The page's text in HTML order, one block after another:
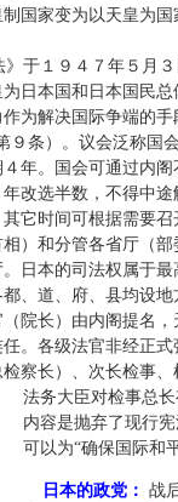
国家变为以天皇为
》于１９４７年５月
日本国和日本国民
为解决国际争端的
９条）。议会泛称国
年。国会可通过内
改选半数，不得中
它时间可根据需要
）和分管各省厅（
日本的司法权属于
、道、府、县均设
院长）由内阁提名
。各级法官非经正
察长）、次长检事
法务大臣对检事总
内容是抛弃了现行
可以为“确保国际和
日本的政党： 战